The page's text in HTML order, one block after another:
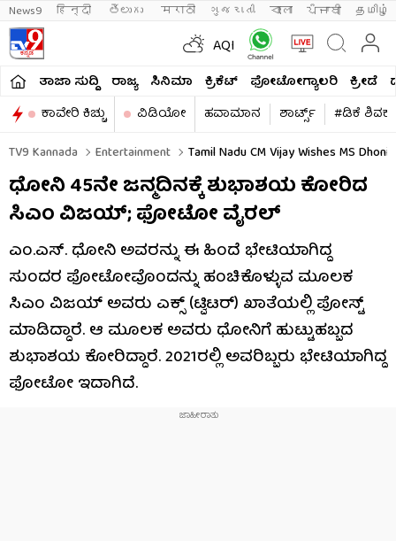
News9 हिन्दी తెలుగు मराठी ગુજરાતી বাংলা ਪੰਜਾਬੀ தமிழ்
AQI
ತಾಜಾ ಸುದ್ದಿ ರಾಜ್ಯ ಸಿನಿಮಾ ಕ್ರಿಕೆಟ್​ ಫೋಟೋಗ್ಯಾಲರಿ ಕ್ರೀಡೆ
ಕಾವೇರಿ ಕಿಚ್ಚು
ವಿಡಿಯೋ ಹವಾಮಾನ ಶಾರ್ಟ್ಸ್​
#ಡಿಕೆ
TV9 Kannada
Entertainment Tamil Nadu CM Vijay Wishes MS
ಧೋನಿ 45ನೇ ಜನ್ಮದಿನಕ್ಕೆ ಶುಭಾಶಯ ಕೋರಿದ
ಸಿಎಂ ವಿಜಯ್; ಫೋಟೋ ವೈರಲ್
ಎಂ.ಎಸ್. ಧೋನಿ ಅವರನ್ನು ಈ ಹಿಂದೆ ಭೇಟಿಯಾಗಿದ್ದ
ಸುಂದರ ಫೋಟೋವೊಂದನ್ನು ಹಂಚಿಕೊಳ್ಳುವ ಮೂಲಕ
ಸಿಎಂ ವಿಜಯ್ ಅವರು ಎಕ್ಸ್ (ಟ್ವಿಟರ್) ಖಾತೆಯಲ್ಲಿ ಪೋಸ್ಟ್
ಮಾಡಿದ್ದಾರೆ. ಆ ಮೂಲಕ ಅವರು ಧೋನಿಗೆ ಹುಟ್ಟುಹಬ್ಬದ
ಶುಭಾಶಯ ಕೋರಿದ್ದಾರೆ. 2021ರಲ್ಲಿ ಅವರಿಬ್ಬರು ಭೇಟಿಯಾಗಿದ್ದ
ಫೋಟೋ ಇದಾಗಿದೆ.